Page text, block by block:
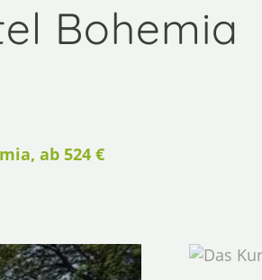
Bohemia
ab 524 €